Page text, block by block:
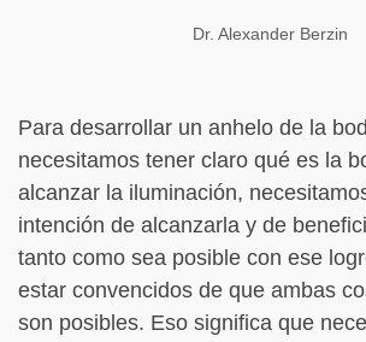
Dr. Alexander Berzin
Para desarrollar un anhelo de la
necesitamos tener claro qué es la
alcanzar la iluminación,
intención de alcanzarla y de
tanto como sea posible con ese
estar convencidos de que ambas
son posibles. Eso significa que